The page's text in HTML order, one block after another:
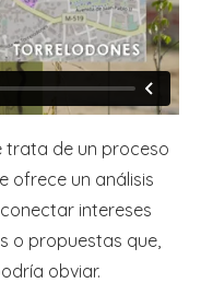
trata de un proceso
ofrece un análisis
intereses
o propuestas que,
obviar.